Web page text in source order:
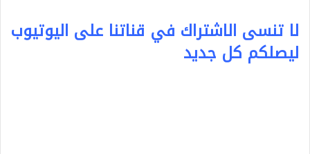
لا تنسى الاشتراك في قناتنا على اليوتيوب
ليصلكم كل جديد